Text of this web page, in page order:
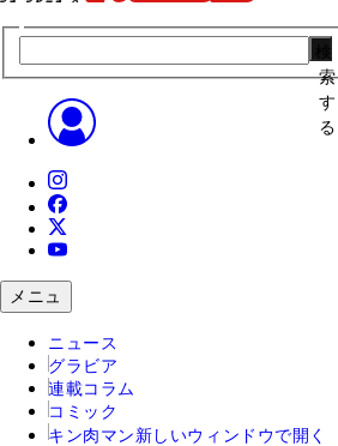
索
す
る
メニュ
ニュース
グラビア
連載コラム
コミック
キン肉マン 新しいウィンドウで開く